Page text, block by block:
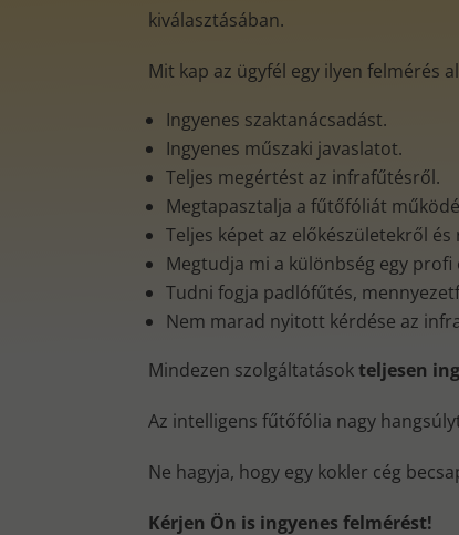
kiválasztásában.
Mit kap az ügyfél egy ilyen felmérés
Ingyenes szaktanácsadást.
Ingyenes műszaki javaslatot.
Teljes megértést az infrafűtésről.
Megtapasztalja a fűtőfóliát
Teljes képet az előkészületekről
Megtudja mi a különbség egy
Tudni fogja padlófűtés,
Nem marad nyitott kérdése az
Mindezen szolgáltatásokteljesen
Az intelligens fűtőfólia nagy
Ne hagyja, hogy egy kokler cég
Kérjen Ön is ingyenes felmérést!